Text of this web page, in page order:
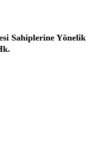
Sahiplerine Yönelik